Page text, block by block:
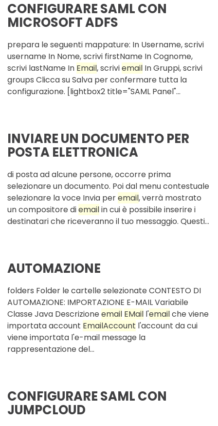
CONFIGURARE SAML CON
MICROSOFT ADFS
prepara le seguenti mappature: In Username, scrivi
username In Nome, scrivi firstName In Cognome,
scrivi lastName In Email, scriviemail In Gruppi, scrivi
groups Clicca su Salva per confermare tutta la
configurazione. [lightbox2 title="SAML Panel"...
INVIARE UN DOCUMENTO PER
POSTA ELETTRONICA
di posta ad alcune persone, occorre prima
selezionare un documento. Poi dal menu contestuale
selezionare la voce Invia peremail, verrà mostrato
un compositore diemailin cui è possibile inserire i
destinatari che riceveranno il tuo messaggio. Questi...
AUTOMAZIONE
folders Folder le cartelle selezionate CONTESTO DI
AUTOMAZIONE: IMPORTAZIONE E-MAIL Variabile
Classe Java Descrizioneemail EMail l'emailche viene
importata account EmailAccount l'account da cui
viene importata l'e-mail message la
rappresentazione del...
CONFIGURARE SAML CON
JUMPCLOUD